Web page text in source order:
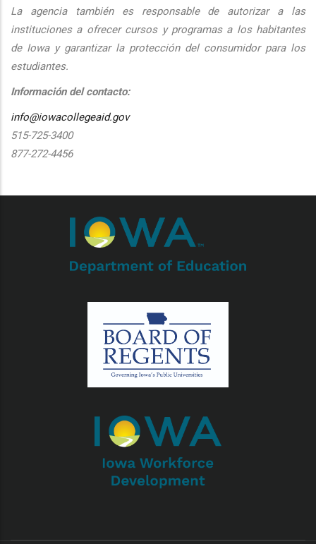
La agencia también es responsable de autorizar a las
instituciones a ofrecer cursos y programas a los habitantes
de Iowa y garantizar la protección del consumidor para los
estudiantes.
Información del contacto:
info@iowacollegeaid.gov
515-725-3400
877-272-4456